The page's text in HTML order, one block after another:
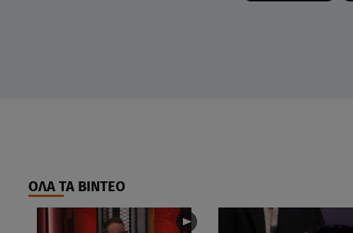
ΟΛΑ ΤΑ ΒΙΝΤΕΟ